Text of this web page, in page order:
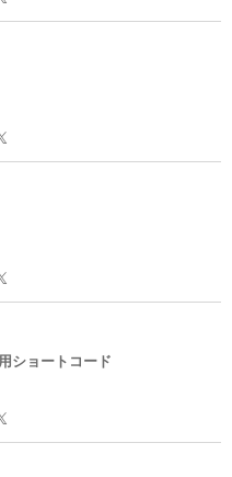
fresco-wc/wp-
ョンをここに表示します。'
'
ショートコード